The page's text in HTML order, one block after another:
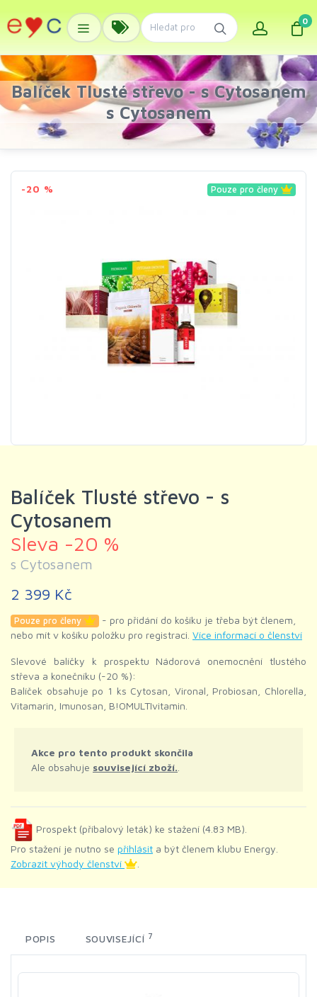
0
Balíček Tlusté střevo - s Cytosanem
s Cytosanem
-20 % Pouze pro členy
Balíček Tlusté střevo - s
Cytosanem
Sleva -20 %
s Cytosanem
2 399 Kč
Pouze pro členy
- pro přidání do košíku je třeba být členem,
nebo mít v košíku položku pro registraci. Více informací o členství
Slevové balíčky k prospektu Nádorová onemocnění tlustého
střeva a konečníku (-20 %):
Balíček obsahuje po 1 ks Cytosan, Vironal, Probiosan, Chlorella,
Vitamarin, Imunosan, B!OMULTIvitamin.
Akce pro tento produkt skončila
Ale obsahuje související zboží.
Prospekt (příbalový leták) ke stažení (4.83 MB).
Pro stažení je nutno se přihlásit a být členem klubu Energy.
Zobrazit výhody členství
POPIS SOUVISEJÍCÍ 7